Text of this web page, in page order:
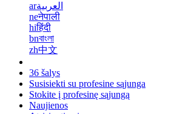
arالعربية
neनेपाली
hiहिंदी
bnবাংলা
zh中文
36 šalys
Susisiekti su profesine sąjunga
Stokite į profesinę sąjungą
Naujienos